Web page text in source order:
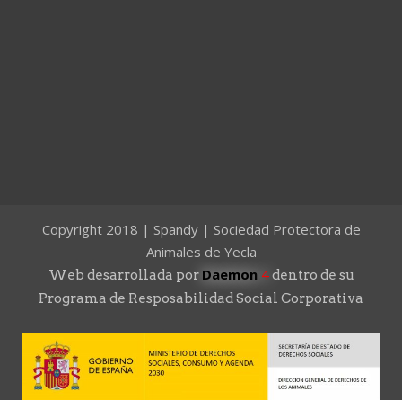
Copyright 2018 | Spandy | Sociedad Protectora de
Animales de Yecla
Web desarrollada por Daemon 4dentro de su
Programa de Resposabilidad Social Corporativa